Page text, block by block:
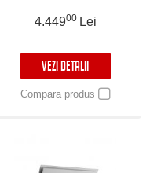
Control, Dynamic LED,
4.44900 Lei
VEZI DETALII
Compara produs